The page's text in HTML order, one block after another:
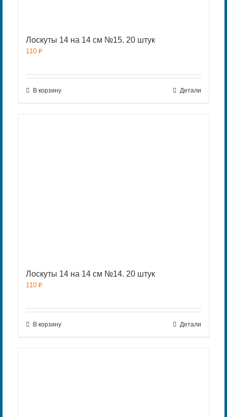
Лоскуты 14 на 14 см №15. 20 штук
110 ₽
В корзину Детали
Лоскуты 14 на 14 см №14. 20 штук
110 ₽
В корзину Детали